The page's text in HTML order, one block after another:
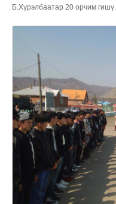
Б.Хүрэлбаатар 20 орчим гишү...